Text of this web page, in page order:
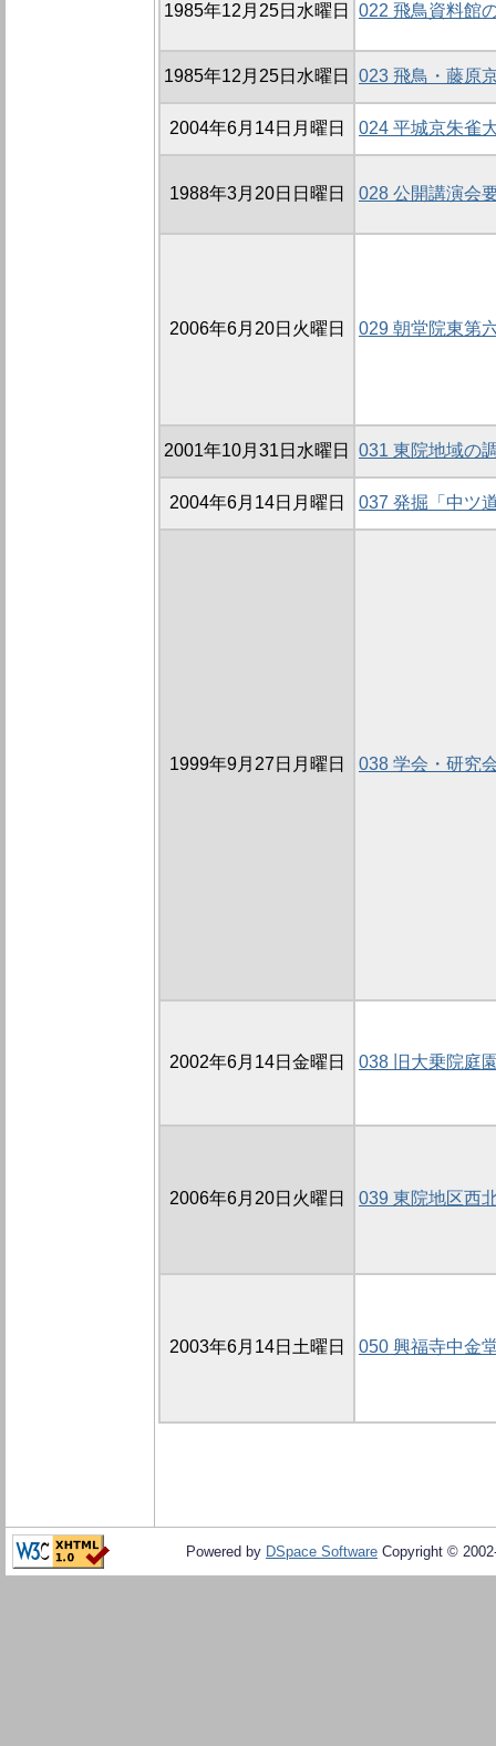
1985年12月25日水曜日 022 飛鳥資料館
1985年12月25日水曜日 023 飛鳥・藤原
2004年6月14日月曜日 024 平城京朱雀
1988年3月20日日曜日 028 公開講演会
2006年6月20日火曜日 029 朝堂院東第
2001年10月31日水曜日 031 東院地域の
2004年6月14日月曜日 037 発掘「中ツ
1999年9月27日月曜日 038 学会・研究
2002年6月14日金曜日 038 旧大乗院庭
2006年6月20日火曜日 039 東院地区西
2003年6月14日土曜日 050 興福寺中金
Powered by DSpace Software Copyright ©